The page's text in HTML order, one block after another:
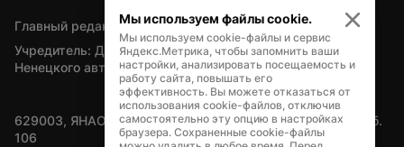
Главный редактор — А.Л. Поздеев
Учредитель: Департамент внутренней политики Ямало-
Ненецкого автономного округа
629003, ЯНАО, Салехард, мкр. Богдана Кнунянца, д.1, каб.
106
Мы используем файлы cookie.
Мы используем cookie-файлы и сервис
Яндекс.Метрика, чтобы запомнить ваши
настройки, анализировать посещаемость и
работу сайта, повышать его
эффективность. Вы можете отказаться от
использования cookie-файлов, отключив
самостоятельно эту опцию в настройках
браузера. Сохраненные cookie-файлы